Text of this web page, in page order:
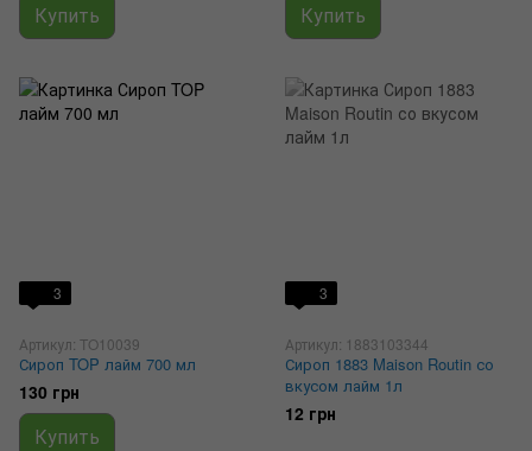
Купить Купить
3
Артикул: TO10039
Сироп TOP лайм 700 мл
130 грн
Купить
3
Артикул: 1883103344
Сироп 1883 Maison Routin со
вкусом лайм 1л
12 грн